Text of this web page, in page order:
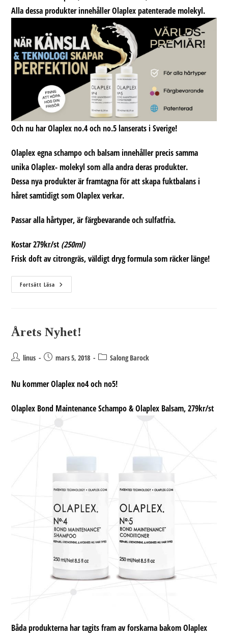
Alla dessa produkter innehåller Olaplex patenterade molekyl.
Och nu har Olaplex no.4 och no.5 lanserats i Sverige!
Olaplex egna schampo och balsam innehåller precis samma
unika Olaplex- molekyl som alla andra deras produkter.
Dessa nya produkter är framtagna för att skapa fuktbalans i
håret samtidigt som Olaplex verkar.
Passar alla hårtyper, är färgbevarande och sulfatfria.
Kostar 279kr/st (250ml)
Frisk doft av citrongräs, väldigt dryg formula som räcker länge!
Fortsätt Läsa Olaplex
No4
Årets Nyhet!
Inläggsförfattare:
linus
Inläggetmars 5, 2018 Inläggskategori:
Salong Barock
Nu kommer Olaplex no4 och no5!
Olaplex Bond MaintenanceSchampo & Olaplex Balsam, 279kr/st
Båda produkterna har tagits fram av forskarna bakom Olaplex